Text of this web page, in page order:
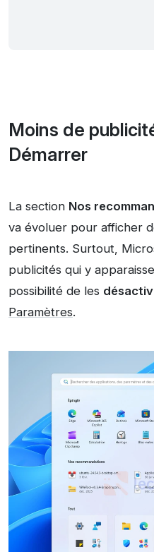
Moins de
Démarrer
La section Nos
va évoluer pour afficher
pertinents. Surtout,
publicités qui y
possibilité de les
Paramètres.